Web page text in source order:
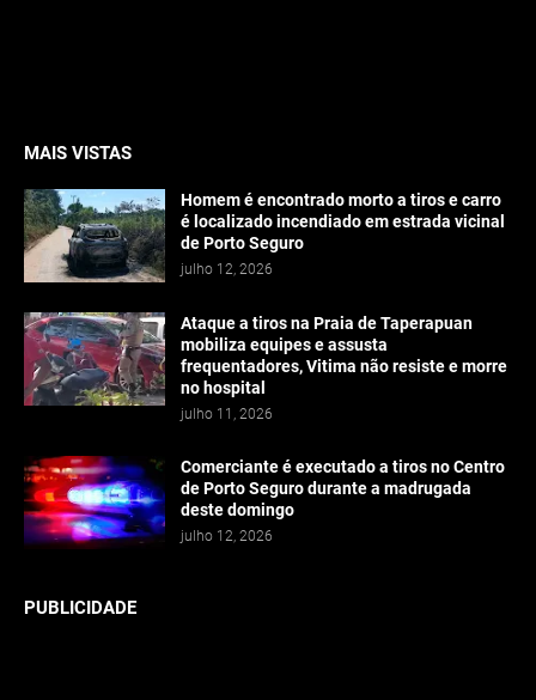
MAIS VISTAS
Homem é encontrado morto a tiros e carro
é localizado incendiado em estrada vicinal
de Porto Seguro
julho 12, 2026
Ataque a tiros na Praia de Taperapuan
mobiliza equipes e assusta
frequentadores, Vitima não resiste e morre
no hospital
julho 11, 2026
Comerciante é executado a tiros no Centro
de Porto Seguro durante a madrugada
deste domingo
julho 12, 2026
PUBLICIDADE